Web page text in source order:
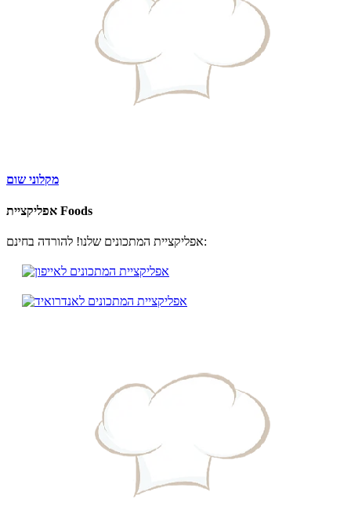
מקלוני שום
אפליקציית Foods
אפליקציית המתכונים שלנו! להורדה בחינם: